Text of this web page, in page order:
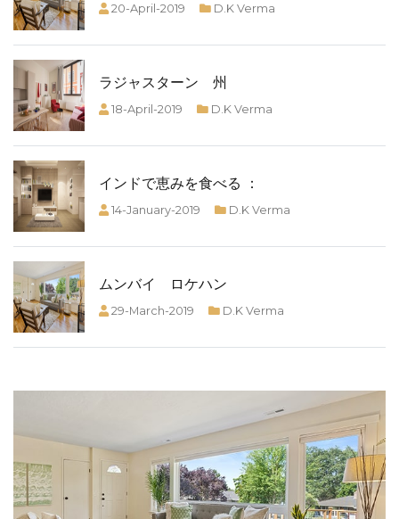
20-April-2019 D.K Verma
ラジャスターン 州
18-April-2019 D.K Verma
インドで恵みを食べる ：
14-January-2019 D.K Verma
ムンバイ ロケハン
29-March-2019 D.K Verma